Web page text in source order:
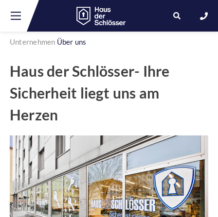
Skip
content
Unternehmen Über uns
Haus der Schlösser- Ihre
Sicherheit liegt uns am
Herzen